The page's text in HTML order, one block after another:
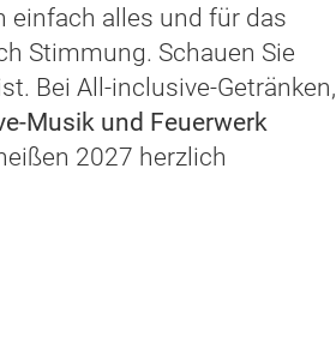
einfach alles und für das
Stimmung. Schauen Sie
Bei All-inclusive-Getränken,
Musik und Feuerwerk
2027 herzlich